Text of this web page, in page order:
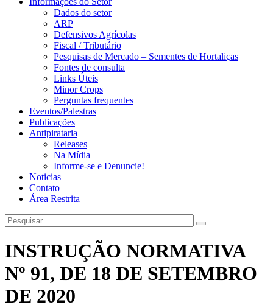
Dados do setor
ARP
Defensivos Agrícolas
Fiscal / Tributário
Pesquisas de Mercado – Sementes de Hortaliças
Fontes de consulta
Links Úteis
Minor Crops
Perguntas frequentes
Eventos/Palestras
Publicações
Antipirataria
Releases
Na Mídia
Informe-se e Denuncie!
Noticias
Contato
Área Restrita
INSTRUÇÃO NORMATIVA
Nº 91, DE 18 DE SETEMBRO
DE 2020